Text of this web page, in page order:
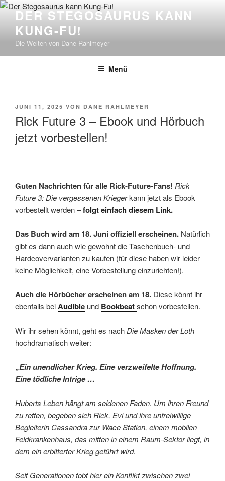
Zum
springen
DER STEGOSAURUS KANN
KUNG-FU!
Die Welten von Dane Rahlmeyer
Menü
VERÖFFENTLICHT
JUNI 11, 2025 VON DANE RAHLMEYER
Rick Future 3 – Ebook und Hörbuch
jetzt vorbestellen!
Guten Nachrichten für alle Rick-Future-Fans! Rick
Future 3: Die vergessenen Kriegerkann jetzt als Ebook
vorbestellt werden –folgt einfach diesem Link.
Das Buch wird am 18. Juni offiziell erscheinen. Natürlich
gibt es dann auch wie gewohnt die Taschenbuch- und
Hardcovervarianten zu kaufen (für diese haben wir leider
keine Möglichkeit, eine Vorbestellung einzurichten!).
Auch die Hörbücher erscheinen am 18. Diese könnt ihr
ebenfalls beiAudible und Bookbeatschon vorbestellen.
Wir ihr sehen könnt, geht es nach Die Masken der Loth
hochdramatisch weiter:
„Ein unendlicher Krieg. Eine verzweifelte Hoffnung.
Eine tödliche Intrige …
Huberts Leben hängt am seidenen Faden. Um ihren Freund
zu retten, begeben sich Rick, Evi und ihre unfreiwillige
Begleiterin Cassandra zur Wace Station, einem mobilen
Feldkrankenhaus, das mitten in einem Raum-Sektor liegt, in
dem ein erbitterter Krieg geführt wird.
Seit Generationen tobt hier ein Konflikt zwischen zwei